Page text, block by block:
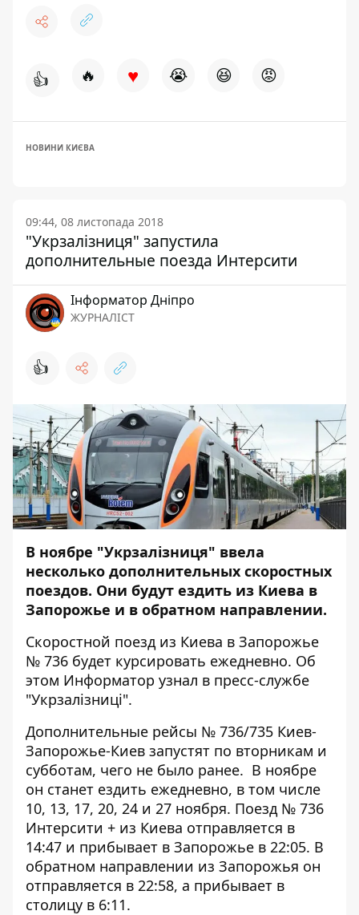
👍 🔥 ♥ 😭 😆 😡
НОВИНИ КИЄВА
09:44, 08 листопада 2018
"Укрзалізниця" запустила
дополнительные поезда Интерсити
Інформатор Дніпро
ЖУРНАЛІСТ
👍
В ноябре "Укрзалізниця" ввела
несколько дополнительных скоростных
поездов. Они будут ездить из Киева в
Запорожье и в обратном направлении.
Скоростной поезд из Киева в Запорожье
№ 736 будет курсировать ежедневно. Об
этом Информатор узнал в пресс-службе
"Укрзалізниці".
Дополнительные рейсы № 736/735 Киев-
Запорожье-Киев запустят по вторникам и
субботам, чего не было ранее. В ноябре
он станет ездить ежедневно, в том числе
10, 13, 17, 20, 24 и 27 ноября. Поезд № 736
Интерсити + из Киева отправляется в
14:47 и прибывает в Запорожье в 22:05. В
обратном направлении из Запорожья он
отправляется в 22:58, а прибывает в
столицу в 6:11.